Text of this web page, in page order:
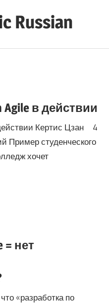
Russian
в действии
Кертис Цзан 4
Пример студенческого
хочет
= нет
«разработка по